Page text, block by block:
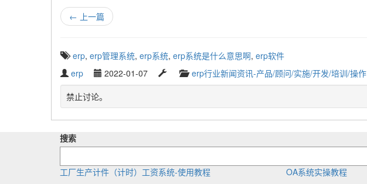
← 上一篇
T
g
g
e
i
t
:
erp, erp管理系统, erp系统, erp系统是什么意思啊, erp软件
W
r
i
t
t
e
n
y
erp
P
u
l
i
d
2022-01-07
a
t
u
t
e
C
a
e
g
erp行业新闻资讯-产品/顾问/实施/开发/培训/操作
禁止讨论。
搜索
工厂生产计件（计时）工资系统-使用教程
OA系统实操教程